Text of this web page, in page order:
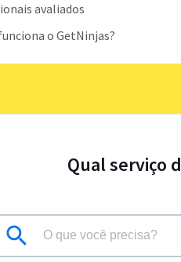
avaliados
o GetNinjas?
Qual serviço